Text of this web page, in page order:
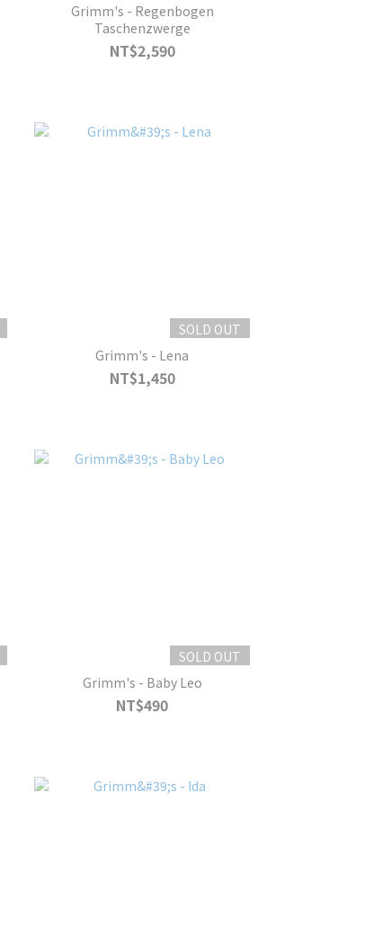
Grimm's - Regenbogen
Taschenzwerge
NT$2,590
SOLD OUT
Grimm's - Lena
NT$1,450
SOLD OUT
Grimm's - Baby Leo
NT$490